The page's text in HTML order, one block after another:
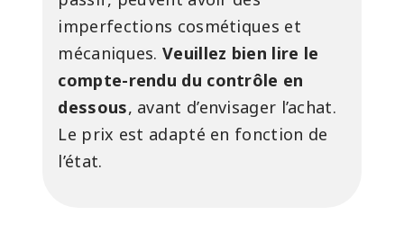
imperfections cosmétiques et
mécaniques.Veuillez bien lire le
compte-rendu du contrôle en
dessous, avant d’envisager l’achat.
Le prix est adapté en fonction de
l’état.